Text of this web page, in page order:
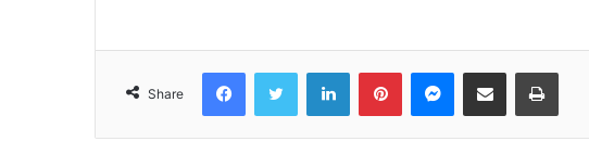
Share
FacebookTwitter LinkedInPinterestMessenger
Share via Email Print